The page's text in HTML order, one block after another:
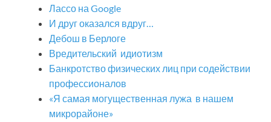
Лассо на Google
И друг оказался вдруг…
Дебош в Берлоге
Вредительский идиотизм
Банкротство физических лиц при содействии
профессионалов
«Я самая могущественная лужа в нашем
микрорайоне»